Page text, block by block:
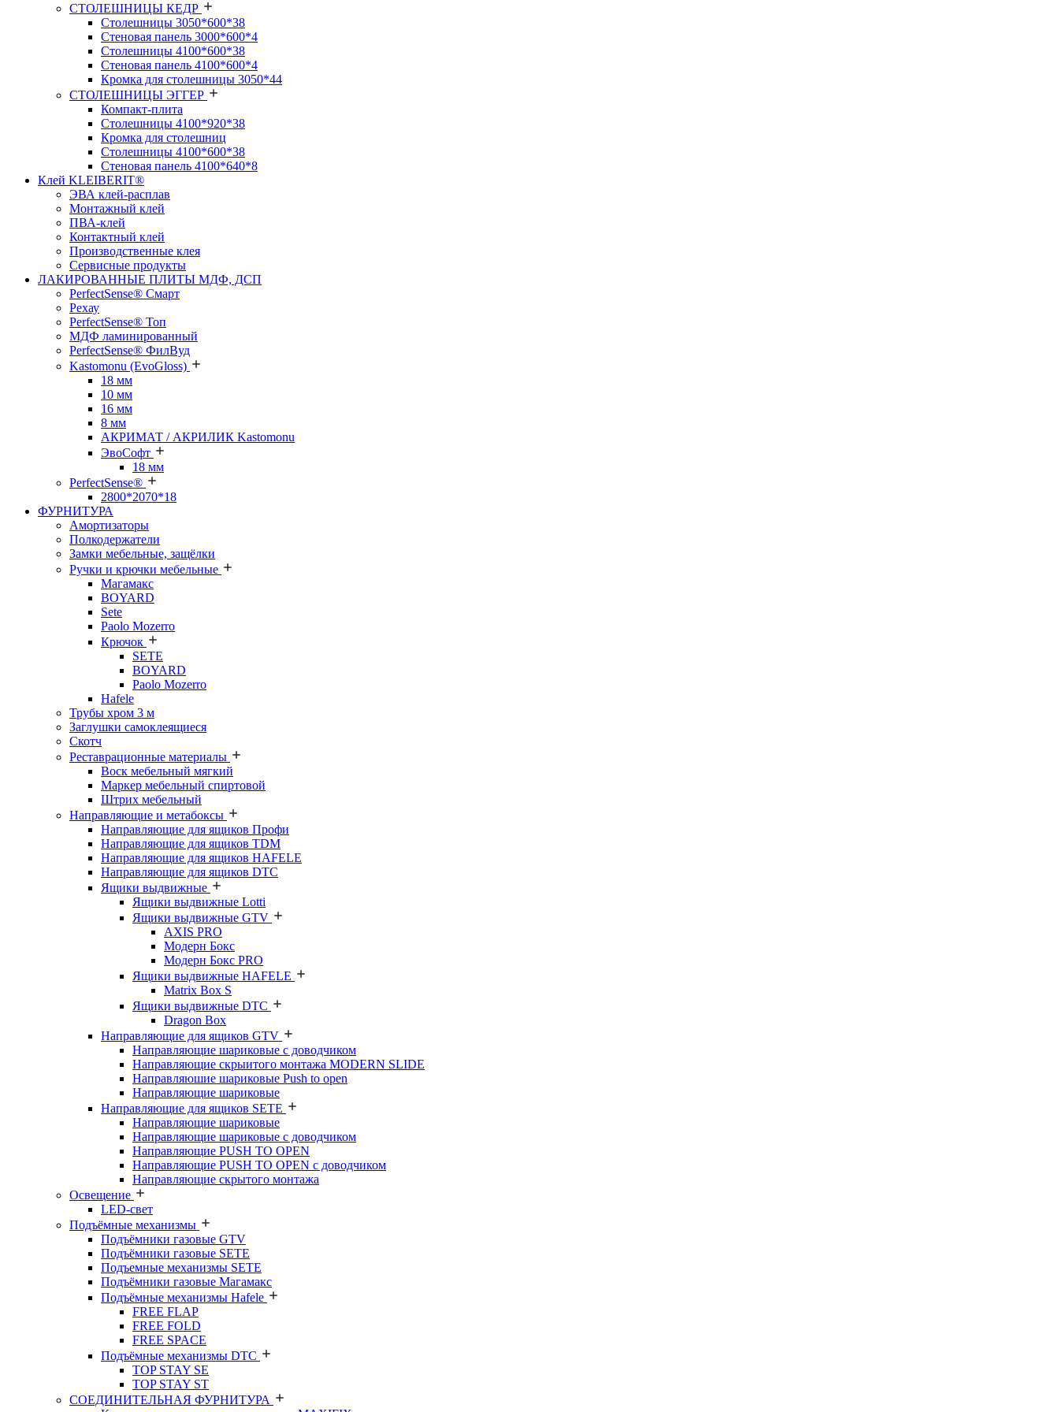
СТОЛЕШНИЦЫ КЕДР
Столешницы 3050*600*38
Стеновая панель 3000*600*4
Столешницы 4100*600*38
Стеновая панель 4100*600*4
Кромка для столешницы 3050*44
СТОЛЕШНИЦЫ ЭГГЕР
Компакт-плита
Столешницы 4100*920*38
Кромка для столешниц
Столешницы 4100*600*38
Стеновая панель 4100*640*8
Клей KLEIBERIT®
ЭВА клей-расплав
Монтажный клей
ПВА-клей
Контактный клей
Производственные клея
Сервисные продукты
ЛАКИРОВАННЫЕ ПЛИТЫ МДФ, ДСП
PerfectSense® Смарт
Рехау
PerfectSense® Топ
МДФ ламинированный
PerfectSense® ФилВуд
Kastomonu (EvoGloss)
18 мм
10 мм
16 мм
8 мм
АКРИМАТ / АКРИЛИК Kastomonu
ЭвоСофт
18 мм
PerfectSense®
2800*2070*18
ФУРНИТУРА
Амортизаторы
Полкодержатели
Замки мебельные, защёлки
Ручки и крючки мебельные
Магамакс
BOYARD
Sete
Paolo Mozerro
Крючок
SETE
BOYARD
Paolo Mozerro
Hafele
Трубы хром 3 м
Заглушки самоклеящиеся
Скотч
Реставрационные материалы
Воск мебельный мягкий
Маркер мебельный спиртовой
Штрих мебельный
Направляющие и метабоксы
Направляющие для ящиков Профи
Направляющие для ящиков TDM
Направляющие для ящиков HAFELE
Направляющие для ящиков DTC
Ящики выдвижные
Ящики выдвижные Lotti
Ящики выдвижные GTV
AXIS PRO
Модерн Бокс
Модерн Бокс PRO
Ящики выдвижные HAFELE
Matrix Box S
Ящики выдвижные DTC
Dragon Box
Направляющие для ящиков GTV
Направляющие шариковые с доводчиком
Направляющие скрыитого монтажа MODERN SLIDE
Направляюшие шариковые Push to open
Направляющие шариковые
Направляющие для ящиков SETE
Направляющие шариковые
Направляющие шариковые с доводчиком
Направляющие PUSH TO OPEN
Направляющие PUSH TO OPEN с доводчиком
Направляющие скрытого монтажа
Освещение
LED-свет
Подъёмные механизмы
Подъёмники газовые GTV
Подъёмники газовые SETE
Подъемные механизмы SETE
Подъёмники газовые Магамакс
Подъёмные механизмы Hafele
FREE FLAP
FREE FOLD
FREE SPACE
Подъёмные механизмы DTC
TOP STAY SE
TOP STAY ST
СОЕДИНИТЕЛЬНАЯ ФУРНИТУРА